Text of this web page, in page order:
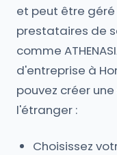
et peut être
prestataires de
comme
d'entreprise à
pouvez créer
l'étranger :
Choisissez